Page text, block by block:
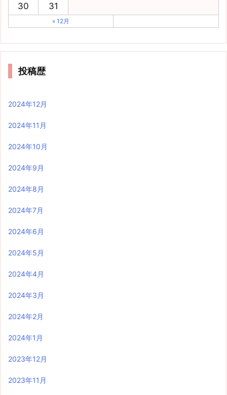
30
31
« 12月
投稿歴
2024年12月
2024年11月
2024年10月
2024年9月
2024年8月
2024年7月
2024年6月
2024年5月
2024年4月
2024年3月
2024年2月
2024年1月
2023年12月
2023年11月